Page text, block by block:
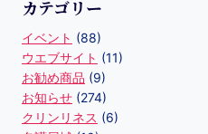
カテゴリー
イベント (88)
ウエブサイト (11)
お勧め商品 (9)
お知らせ (274)
クリンリネス (6)